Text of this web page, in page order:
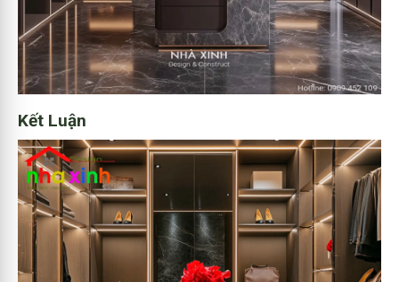
Kết Luận